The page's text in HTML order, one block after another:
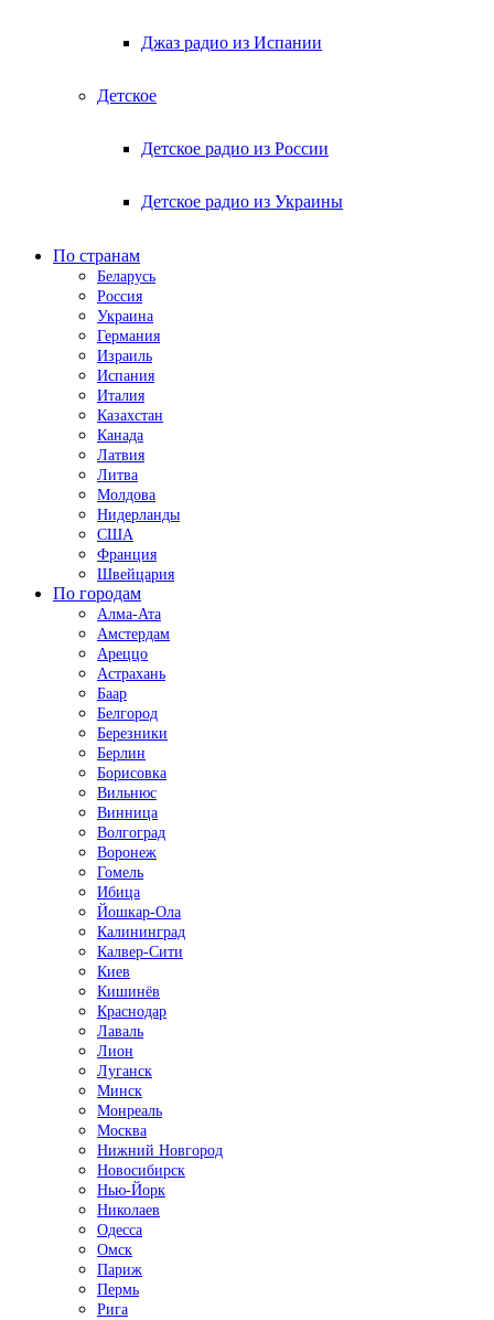
Джаз радио из Испании
Детское
Детское радио из России
Детское радио из Украины
По странам
Беларусь
Россия
Украина
Германия
Израиль
Испания
Италия
Казахстан
Канада
Латвия
Литва
Молдова
Нидерланды
США
Франция
Швейцария
По городам
Алма-Ата
Амстердам
Ареццо
Астрахань
Баар
Белгород
Березники
Берлин
Борисовка
Вильнюс
Винница
Волгоград
Воронеж
Гомель
Ибица
Йошкар-Ола
Калининград
Калвер-Сити
Киев
Кишинёв
Краснодар
Лаваль
Лион
Луганск
Минск
Монреаль
Москва
Нижний Новгород
Новосибирск
Нью-Йорк
Николаев
Одесса
Омск
Париж
Пермь
Рига